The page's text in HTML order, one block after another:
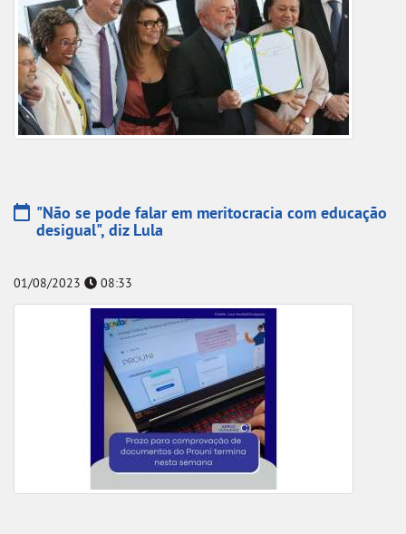
"Não se pode falar em meritocracia com educação
desigual", diz Lula
01/08/2023 08:33